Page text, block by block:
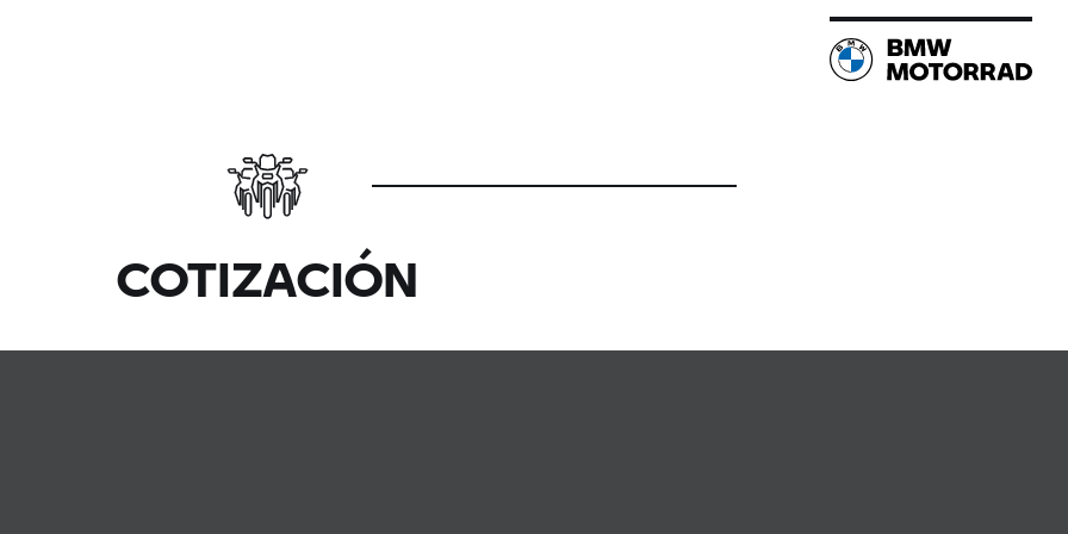
COTIZACIÓN